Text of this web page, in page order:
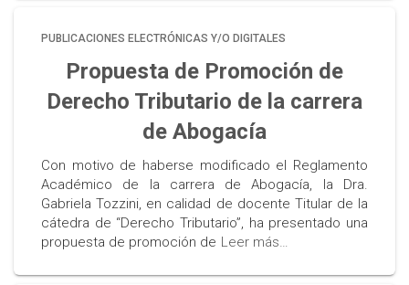
PUBLICACIONES ELECTRÓNICAS Y/O DIGITALES
Propuesta de Promoción de
Derecho Tributario de la carrera
de Abogacía
Con motivo de haberse modificado el Reglamento
Académico de la carrera de Abogacía, la Dra.
Gabriela Tozzini, en calidad de docente Titular de la
cátedra de “Derecho Tributario”, ha presentado una
propuesta de promoción de Leer más…